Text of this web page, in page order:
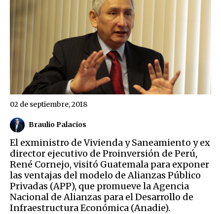
Braulio Palacios
02 de septiembre, 2018
El exministro de Vivienda y Saneamiento y ex
director ejecutivo de Proinversión de Perú,
René Cornejo, visitó Guatemala para exponer
las ventajas del modelo de Alianzas Público
Privadas (APP), que promueve la Agencia
Nacional de Alianzas para el Desarrollo de
Infraestructura Económica (Anadie).